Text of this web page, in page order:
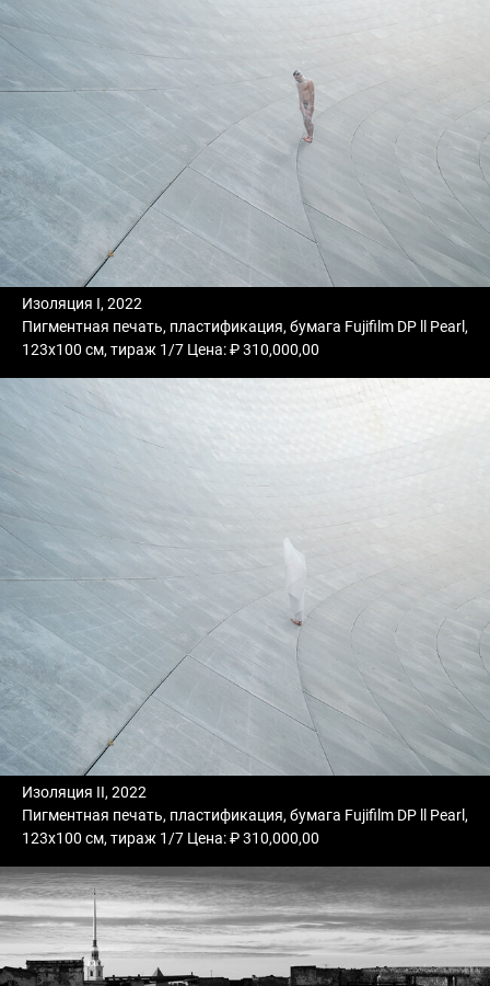
Изоляция I, 2022
Пигментная печать, пластификация, бумага Fujifilm DP ll Pearl,
123х100 см, тираж 1/7 Цена: ₽ 310,000,00
Изоляция II, 2022
Пигментная печать, пластификация, бумага Fujifilm DP ll Pearl,
123х100 см, тираж 1/7 Цена: ₽ 310,000,00